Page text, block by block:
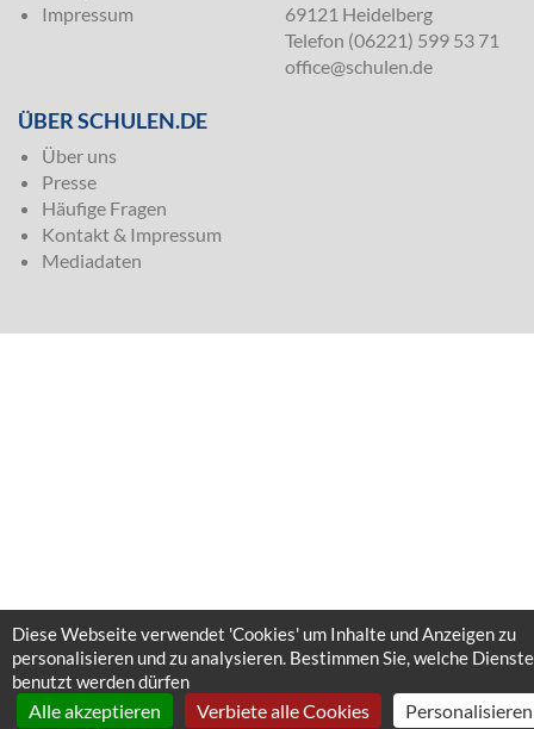
Impressum
69121 Heidelberg
Telefon (06221) 599 53 71
office@schulen.de
ÜBER SCHULEN.DE
Über uns
Presse
Häufige Fragen
Kontakt & Impressum
Mediadaten
Diese Webseite verwendet 'Cookies' um Inhalte und Anzeigen zu
personalisieren und zu analysieren. Bestimmen Sie, welche Dienste
benutzt werden dürfen
Alle akzeptieren Verbiete alle Cookies Personalisieren